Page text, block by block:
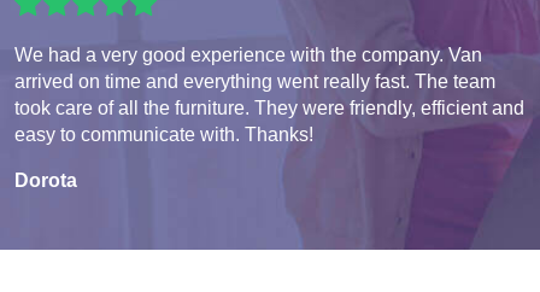
We had a very good experience with the company. Van
arrived on time and everything went really fast. The team
took care of all the furniture. They were friendly, efficient and
easy to communicate with. Thanks!
Dorota